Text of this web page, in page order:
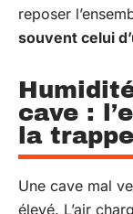
reposer
souvent celui
cave :
la trappe
Une cave mal
élevé. L’air